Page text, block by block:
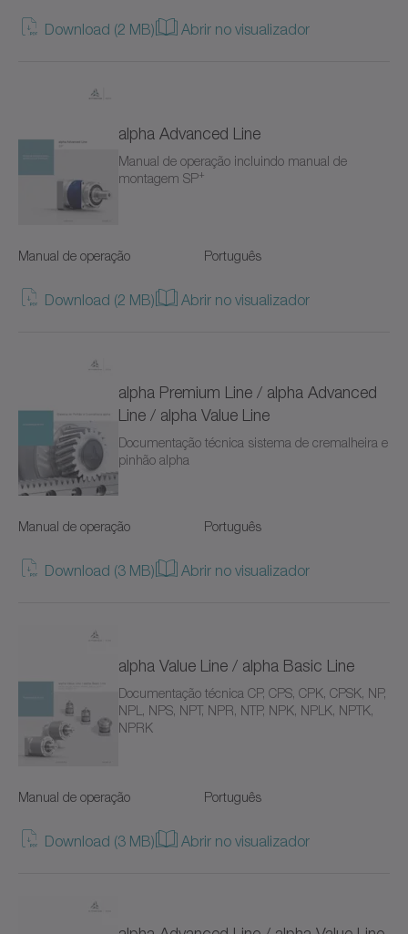
Hygienic Design (18)
Servoredutores (94)
Redutores angulares (40)
Redutores com eixo oco (19)
Limitadores de torque
Lubrificador LUC+400
NP
NPK
NPSK
NPT
NPTK
NTP
Pinhão
Pinhão lubrificante LMT
Download (2 MB) Abrir no visualizador
alpha Advanced Line
Manual de operação incluindo manual de
montagem SP+
Manual de operação Português
Download (2 MB) Abrir no visualizador
alpha Premium Line / alpha Advanced
Line / alpha Value Line
Documentação técnica sistema de cremalheira e
pinhão alpha
Manual de operação Português
Download (3 MB) Abrir no visualizador
alpha Value Line / alpha Basic Line
Documentação técnica CP, CPS, CPK, CPSK, NP,
NPL, NPS, NPT, NPR, NTP, NPK, NPLK, NPTK,
NPRK
Manual de operação Português
Download (3 MB) Abrir no visualizador